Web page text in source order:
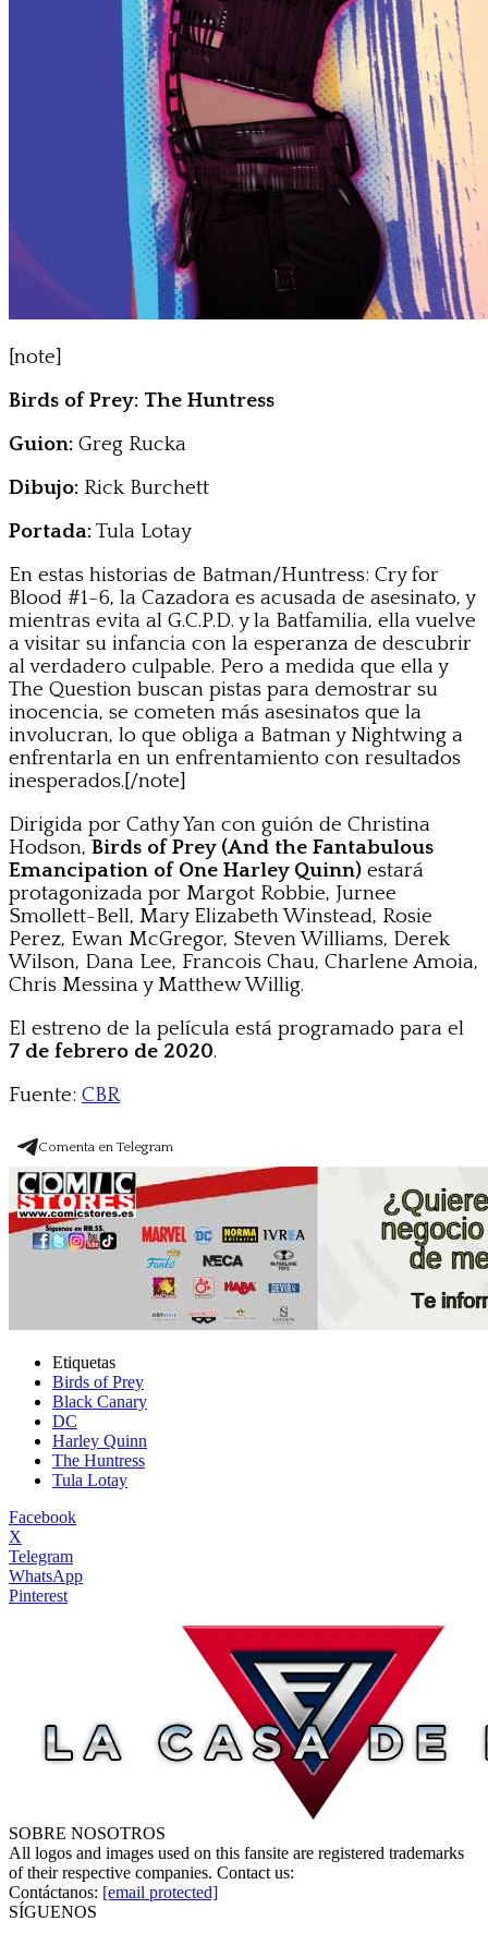
[note]
Birds of Prey: The Huntress
Guion: Greg Rucka
Dibujo: Rick Burchett
Portada:Tula Lotay
En estas historias de Batman/Huntress: Cry for
Blood #1-6, la Cazadora es acusada de asesinato, y
mientras evita al G.C.P.D. y la Batfamilia, ella vuelve
a visitar su infancia con la esperanza de descubrir
al verdadero culpable. Pero a medida que ella y
The Question buscan pistas para demostrar su
inocencia, se cometen más asesinatos que la
involucran, lo que obliga a Batman y Nightwing a
enfrentarla en un enfrentamiento con resultados
inesperados.[/note]
Dirigida por Cathy Yan con guión de Christina
Hodson, Birds of Prey (And the Fantabulous
Emancipation of One Harley Quinn) estará
protagonizada por Margot Robbie, Jurnee
Smollett-Bell, Mary Elizabeth Winstead, Rosie
Perez, Ewan McGregor, Steven Williams, Derek
Wilson, Dana Lee, Francois Chau, Charlene Amoia,
Chris Messina y Matthew Willig.
El estreno de la película está programado para el
7 de febrero de 2020.
Fuente: CBR
Comenta en Telegram
Etiquetas
Birds of Prey
Black Canary
DC
Harley Quinn
The Huntress
Tula Lotay
Facebook
X
Telegram
WhatsApp
Pinterest
SOBRE NOSOTROS
All logos and images used on this fansite are registered trademarks
of their respective companies. Contact us:
Contáctanos: [email protected]
SÍGUENOS